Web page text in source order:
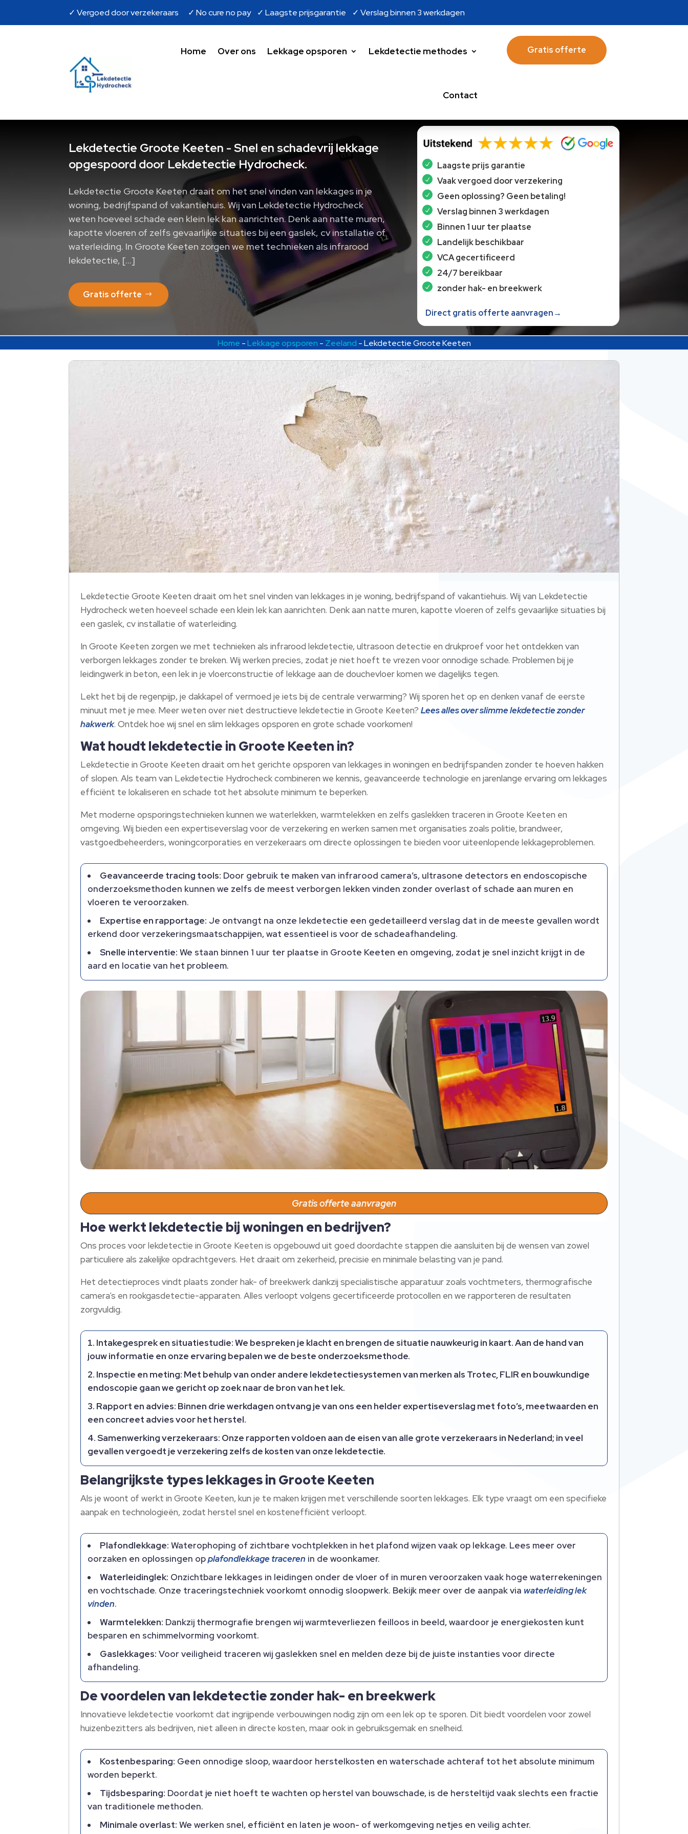
✓ Vergoed door verzekeraars ✓ No cure no pay ✓ Laagste prijsgarantie ✓ Verslag binnen 3 werkdagen
Home Over ons Lekkage opsporen Lekdetectie methodes
Contact
Gratis offerte
Lekdetectie Groote Keeten - Snel en schadevrij lekkage
opgespoord door Lekdetectie Hydrocheck.
Lekdetectie Groote Keeten draait om het snel vinden van lekkages in je
woning, bedrijfspand of vakantiehuis.​ Wij van Lekdetectie Hydrocheck
weten hoeveel schade een klein lek kan aanrichten.​ Denk aan natte muren,
kapotte vloeren of zelfs gevaarlijke situaties bij een gaslek, cv installatie of
waterleiding.​ In Groote Keeten zorgen we met technieken als infrarood
lekdetectie, […]
Gratis offerte
Laagste prijs garantie
Vaak vergoed door verzekering
Geen oplossing? Geen betaling!
Verslag binnen 3 werkdagen
Binnen 1 uur ter plaatse
Landelijk beschikbaar
VCA gecertificeerd
24/7 bereikbaar
zonder hak- en breekwerk
Direct gratis offerte aanvragen→
Home -Lekkage opsporen - Zeeland -Lekdetectie Groote Keeten
Lekdetectie Groote Keeten draait om het snel vinden van lekkages in je woning, bedrijfspand of vakantiehuis.​ Wij van Lekdetectie
Hydrocheck weten hoeveel schade een klein lek kan aanrichten.​ Denk aan natte muren, kapotte vloeren of zelfs gevaarlijke situaties bij
een gaslek, cv installatie of waterleiding.​
In Groote Keeten zorgen we met technieken als infrarood lekdetectie, ultrasoon detectie en drukproef voor het ontdekken van
verborgen lekkages zonder te breken.​ Wij werken precies, zodat je niet hoeft te vrezen voor onnodige schade.​ Problemen bij je
leidingwerk in beton, een lek in je vloerconstructie of lekkage aan de douchevloer komen we dagelijks tegen.​
Lekt het bij de regenpijp, je dakkapel of vermoed je iets bij de centrale verwarming? Wij sporen het op en denken vanaf de eerste
minuut met je mee.​ Meer weten over niet destructieve lekdetectie in Groote Keeten?Lees alles over slimme lekdetectie zonder
hakwerk.​ Ontdek hoe wij snel en slim lekkages opsporen en grote schade voorkomen!
Wat houdt lekdetectie in Groote Keeten in?
Lekdetectie in Groote Keeten draait om het gerichte opsporen van lekkages in woningen en bedrijfspanden zonder te hoeven hakken
of slopen.​ Als team van Lekdetectie Hydrocheck combineren we kennis, geavanceerde technologie en jarenlange ervaring om lekkages
efficiënt te lokaliseren en schade tot het absolute minimum te beperken.​
Met moderne opsporingstechnieken kunnen we waterlekken, warmtelekken en zelfs gaslekken traceren in Groote Keeten en
omgeving.​ Wij bieden een expertiseverslag voor de verzekering en werken samen met organisaties zoals politie, brandweer,
vastgoedbeheerders, woningcorporaties en verzekeraars om directe oplossingen te bieden voor uiteenlopende lekkageproblemen.​
Geavanceerde tracing tools: Door gebruik te maken van infrarood camera’s, ultrasone detectors en endoscopische
onderzoeksmethoden kunnen we zelfs de meest verborgen lekken vinden zonder overlast of schade aan muren en
vloeren te veroorzaken.​
Expertise en rapportage: Je ontvangt na onze lekdetectie een gedetailleerd verslag dat in de meeste gevallen wordt
erkend door verzekeringsmaatschappijen, wat essentieel is voor de schadeafhandeling.​
Snelle interventie: We staan binnen 1 uur ter plaatse in Groote Keeten en omgeving, zodat je snel inzicht krijgt in de
aard en locatie van het probleem.​
Gratis offerte aanvragen
Hoe werkt lekdetectie bij woningen en bedrijven?
Ons proces voor lekdetectie in Groote Keeten is opgebouwd uit goed doordachte stappen die aansluiten bij de wensen van zowel
particuliere als zakelijke opdrachtgevers.​ Het draait om zekerheid, precisie en minimale belasting van je pand.​
Het detectieproces vindt plaats zonder hak- of breekwerk dankzij specialistische apparatuur zoals vochtmeters, thermografische
camera’s en rookgasdetectie-apparaten.​ Alles verloopt volgens gecertificeerde protocollen en we rapporteren de resultaten
zorgvuldig.​
Intakegesprek en situatiestudie:We bespreken je klacht en brengen de situatie nauwkeurig in kaart.​ Aan de hand van
jouw informatie en onze ervaring bepalen we de beste onderzoeksmethode.​
Inspectie en meting: Met behulp van onder andere lekdetectiesystemen van merken als Trotec, FLIR en bouwkundige
endoscopie gaan we gericht op zoek naar de bron van het lek.​
Rapport en advies: Binnen drie werkdagen ontvang je van ons een helder expertiseverslag met foto’s, meetwaarden en
een concreet advies voor het herstel.​
Samenwerking verzekeraars: Onze rapporten voldoen aan de eisen van alle grote verzekeraars in Nederland; in veel
gevallen vergoedt je verzekering zelfs de kosten van onze lekdetectie.​
Belangrijkste types lekkages in Groote Keeten
Als je woont of werkt in Groote Keeten, kun je te maken krijgen met verschillende soorten lekkages.​ Elk type vraagt om een specifieke
aanpak en technologieën, zodat herstel snel en kostenefficiënt verloopt.​
Plafondlekkage: Waterophoping of zichtbare vochtplekken in het plafond wijzen vaak op lekkage.​ Lees meer over
oorzaken en oplossingen opplafondlekkage traceren in de woonkamer.​
Waterleidinglek: Onzichtbare lekkages in leidingen onder de vloer of in muren veroorzaken vaak hoge waterrekeningen
en vochtschade.​ Onze traceringstechniek voorkomt onnodig sloopwerk.​ Bekijk meer over de aanpak via waterleiding lek
vinden.​
Warmtelekken: Dankzij thermografie brengen wij warmteverliezen feilloos in beeld, waardoor je energiekosten kunt
besparen en schimmelvorming voorkomt.​
Gaslekkages: Voor veiligheid traceren wij gaslekken snel en melden deze bij de juiste instanties voor directe
afhandeling.​
De voordelen van lekdetectie zonder hak- en breekwerk
Innovatieve lekdetectie voorkomt dat ingrijpende verbouwingen nodig zijn om een lek op te sporen.​ Dit biedt voordelen voor zowel
huizenbezitters als bedrijven, niet alleen in directe kosten, maar ook in gebruiksgemak en snelheid.​
Kostenbesparing: Geen onnodige sloop, waardoor herstelkosten en waterschade achteraf tot het absolute minimum
worden beperkt.​
Tijdsbesparing: Doordat je niet hoeft te wachten op herstel van bouwschade, is de hersteltijd vaak slechts een fractie
van traditionele methoden.​
Minimale overlast: We werken snel, efficiënt en laten je woon- of werkomgeving netjes en veilig achter.​